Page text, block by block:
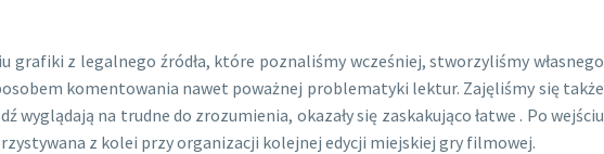
z legalnego źródła, które poznaliśmy wcześniej, stworzyliśmy własnego
komentowania nawet poważnej problematyki lektur. Zajęliśmy się także
na trudne do zrozumienia, okazały się zaskakująco łatwe . Po wejściu
z kolei przy organizacji kolejnej edycji miejskiej gry filmowej.